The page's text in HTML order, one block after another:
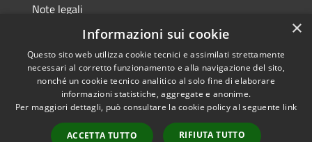
Note legali
Dichiarazione di accessibilità
RSS
Accessibilità
Copyright © 2026 • Comune di
Municipium• Accesso
×
Informazioni sui cookie
Questo sito web utilizza cookie tecnici e assimilati strettamente
necessari al corretto funzionamento e alla navigazione del sito,
nonché un cookie tecnico analitico al solo fine di elaborare
informazioni statistiche, aggregate e anonime.
Per maggiori dettagli, può consultare la cookie policy al seguente link
ACCETTA TUTTO RIFIUTA TUTTO